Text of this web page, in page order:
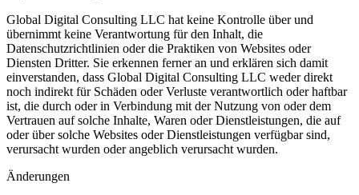
Global Digital Consulting LLC hat keine Kontrolle über und
übernimmt keine Verantwortung für den Inhalt, die
Datenschutzrichtlinien oder die Praktiken von Websites oder
Diensten Dritter. Sie erkennen ferner an und erklären sich damit
einverstanden, dass Global Digital Consulting LLC weder direkt
noch indirekt für Schäden oder Verluste verantwortlich oder haftbar
ist, die durch oder in Verbindung mit der Nutzung von oder dem
Vertrauen auf solche Inhalte, Waren oder Dienstleistungen, die auf
oder über solche Websites oder Dienstleistungen verfügbar sind,
verursacht wurden oder angeblich verursacht wurden.
Änderungen